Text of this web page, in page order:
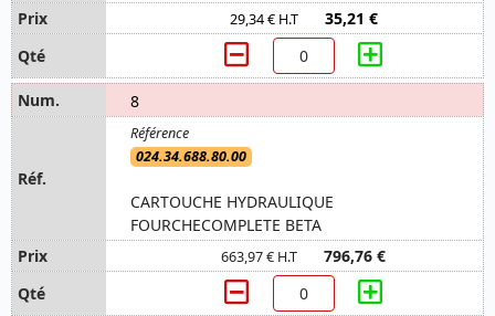
29,34 € H.T 35,21 €
8
024.34.688.80.00
CARTOUCHE HYDRAULIQUE
FOURCHECOMPLETE BETA
663,97 € H.T 796,76 €